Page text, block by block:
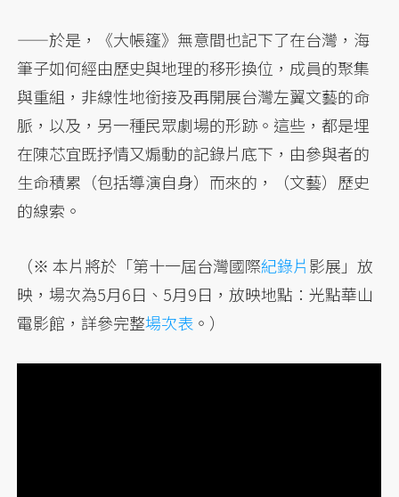
——於是，《大帳篷》無意間也記下了在台灣，海
筆子如何經由歷史與地理的移形換位，成員的聚集
與重組，非線性地銜接及再開展台灣左翼文藝的命
脈，以及，另一種民眾劇場的形跡。這些，都是埋
在陳芯宜既抒情又煽動的記錄片底下，由參與者的
生命積累（包括導演自身）而來的，（文藝）歷史
的線索。
（※ 本片將於「第十一屆台灣國際紀錄片影展」放
映，場次為5月6日、5月9日，放映地點：光點華山
電影館，詳參完整場次表 。）